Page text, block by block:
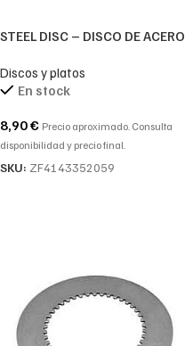
STEEL DISC – DISCO DE ACERO
4143.352.059-414 352 059
Discos y platos
En stock
8,90€ Precio aproximado. Consulta
disponibilidad y precio final.
SKU: ZF4143352059